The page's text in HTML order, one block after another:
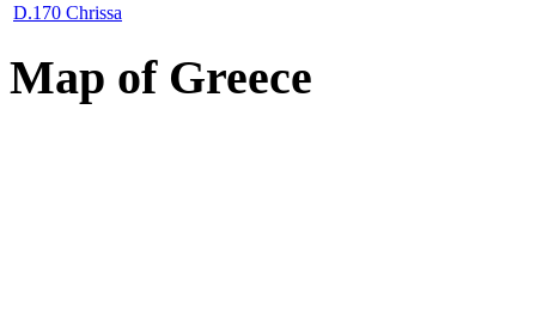
D.170 Chrissa
Map of Greece